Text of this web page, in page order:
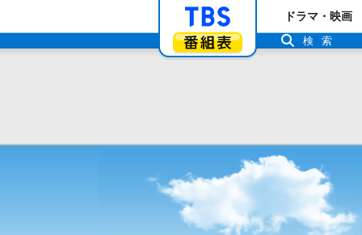
「TBSテレビ」ト
番組表
ドラマ・映画
検索